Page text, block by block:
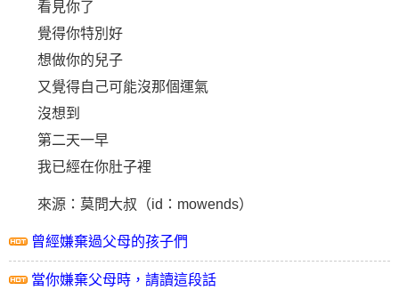
看見你了
覺得你特別好
想做你的兒子
又覺得自己可能沒那個運氣
沒想到
第二天一早
我已經在你肚子裡
來源：莫問大叔（id：mowends）
曾經嫌棄過父母的孩子們
當你嫌棄父母時，請讀這段話